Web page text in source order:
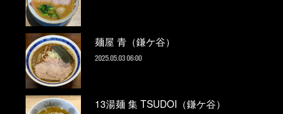
麺屋 青（鎌ケ谷）
2025.05.03 06:00
13湯麺 集 TSUDOI（鎌ケ谷）